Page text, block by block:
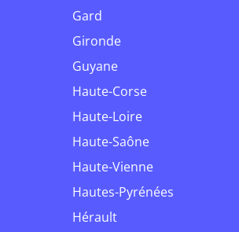
Gard
Gironde
Guyane
Haute-Corse
Haute-Loire
Haute-Saône
Haute-Vienne
Hautes-Pyrénées
Hérault